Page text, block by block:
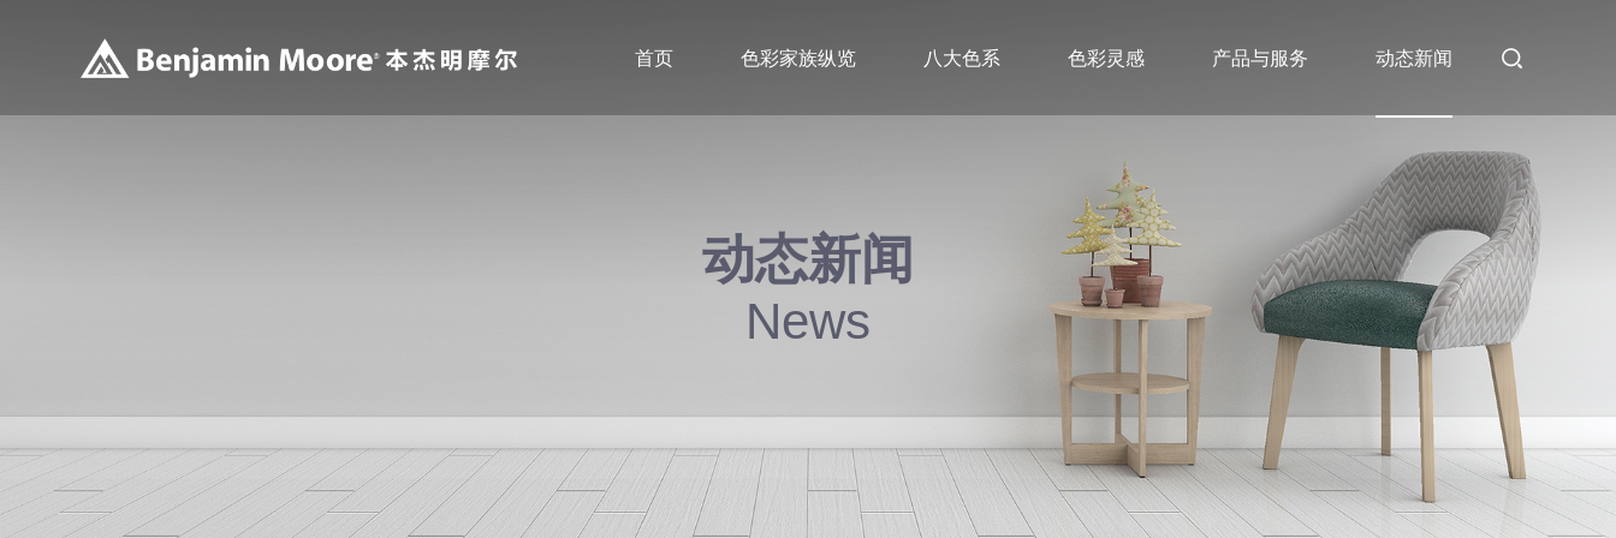
首页 色彩家族纵览 八大色系 色彩灵感 产品与服务 动态新闻
动态新闻
News